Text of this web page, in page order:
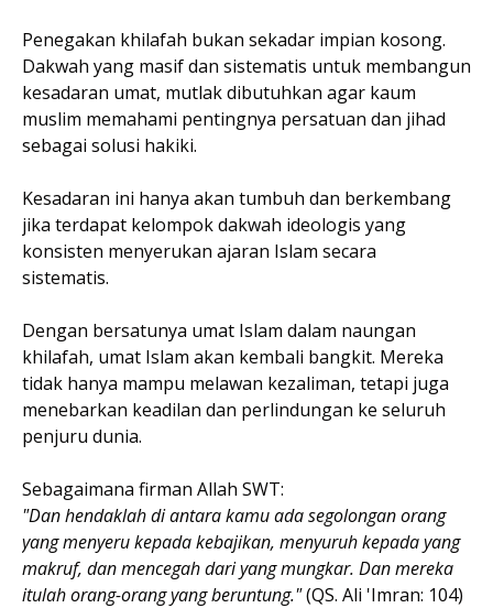
Penegakan khilafah bukan sekadar impian kosong.
Dakwah yang masif dan sistematis untuk membangun
kesadaran umat, mutlak dibutuhkan agar kaum
muslim memahami pentingnya persatuan dan jihad
sebagai solusi hakiki.
Kesadaran ini hanya akan tumbuh dan berkembang
jika terdapat kelompok dakwah ideologis yang
konsisten menyerukan ajaran Islam secara
sistematis.
Dengan bersatunya umat Islam dalam naungan
khilafah, umat Islam akan kembali bangkit. Mereka
tidak hanya mampu melawan kezaliman, tetapi juga
menebarkan keadilan dan perlindungan ke seluruh
penjuru dunia.
Sebagaimana firman Allah SWT:
"Dan hendaklah di antara kamu ada segolongan orang
yang menyeru kepada kebajikan, menyuruh kepada yang
makruf, dan mencegah dari yang mungkar. Dan mereka
itulah orang-orang yang beruntung."(QS. Ali 'Imran: 104)